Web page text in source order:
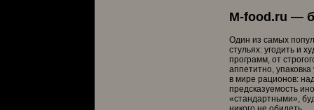
M-food.ru —
Один из самых
стульях: угодить и
программ, от
аппетитно,
в мире рационов:
предсказуемость
«стандартными»,